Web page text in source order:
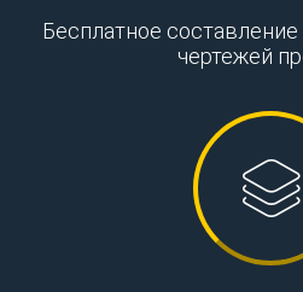
Бесплатное
чертежей